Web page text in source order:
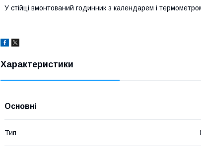
У стійці вмонтований годинник з календарем і
Характеристики
Основні
Тип